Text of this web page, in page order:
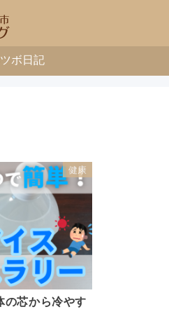
ボ日記
芯から冷やす
健康